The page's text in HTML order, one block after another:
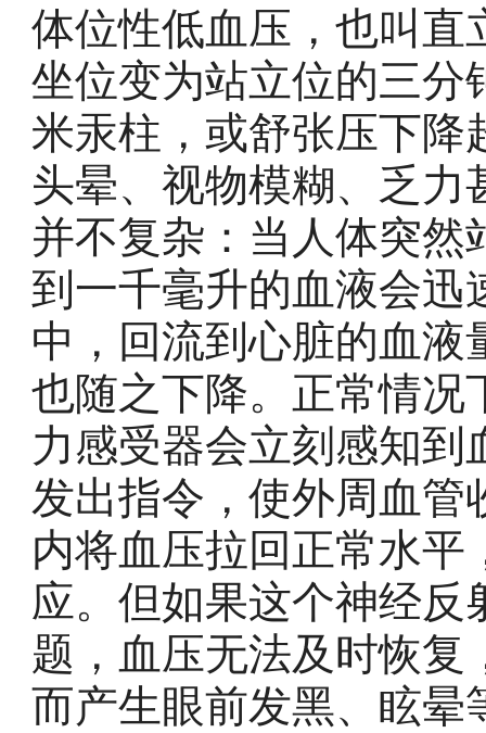
体位性低血压，也叫
坐位变为站立位的三
米汞柱，或舒张压下
头晕、视物模糊、乏
并不复杂：当人体突
到一千毫升的血液会
中，回流到心脏的血
也随之下降。正常情
力感受器会立刻感知
发出指令，使外周血
内将血压拉回正常水
应。但如果这个神经
题，血压无法及时恢
而产生眼前发黑、眩晕